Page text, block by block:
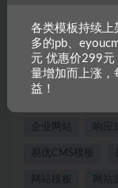
采集、发布本站
站内容侵犯了原
企业网站 响应
易优CMS模板
网站模板 网站
各类模板持续
多的pb、
元 优惠价299
量增加而上涨
益！